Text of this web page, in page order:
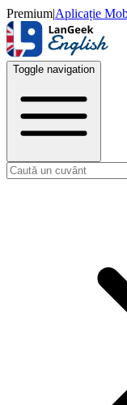
Premium|Aplicație
Toggle navigation